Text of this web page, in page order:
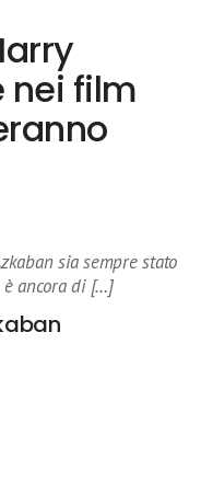
nei film
sia sempre stato
è ancora di […]